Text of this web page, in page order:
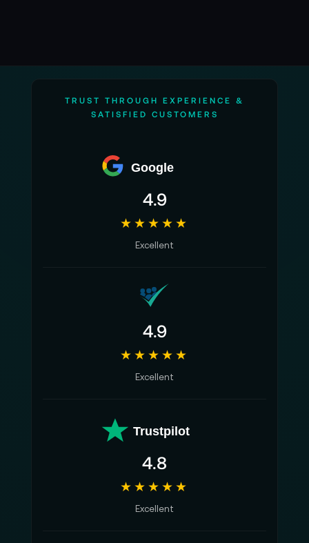
TRUST THROUGH EXPERIENCE &
SATISFIED CUSTOMERS
Google
4.9
★★★★★
Excellent
4.9
★★★★★
Excellent
Trustpilot
4.8
★★★★★
Excellent